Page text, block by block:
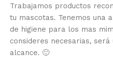
Trabajamos productos
tu mascotas. Tenemos una
de higiene para los mas
consideres necesarias,
alcance. 🙂